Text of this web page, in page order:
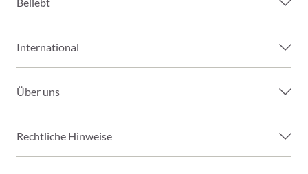
Beliebt
International
Über uns
Rechtliche Hinweise